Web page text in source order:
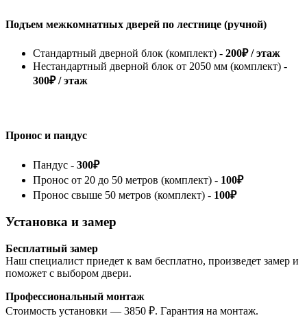
Подъем межкомнатных дверей по лестнице (ручной)
Стандартный дверной блок (комплект) - 200₽ / этаж
Нестандартный дверной блок от 2050 мм (комплект) -
300₽ / этаж
Пронос и пандус
Пандус - 300₽
Пронос от 20 до 50 метров (комплект) - 100₽
Пронос свыше 50 метров (комплект) - 100₽
Установка и замер
Бесплатный замер
Наш специалист приедет к вам бесплатно, произведет замер и
поможет с выбором двери.
Профессиональный монтаж
Стоимость установки — 3850 ₽. Гарантия на монтаж.